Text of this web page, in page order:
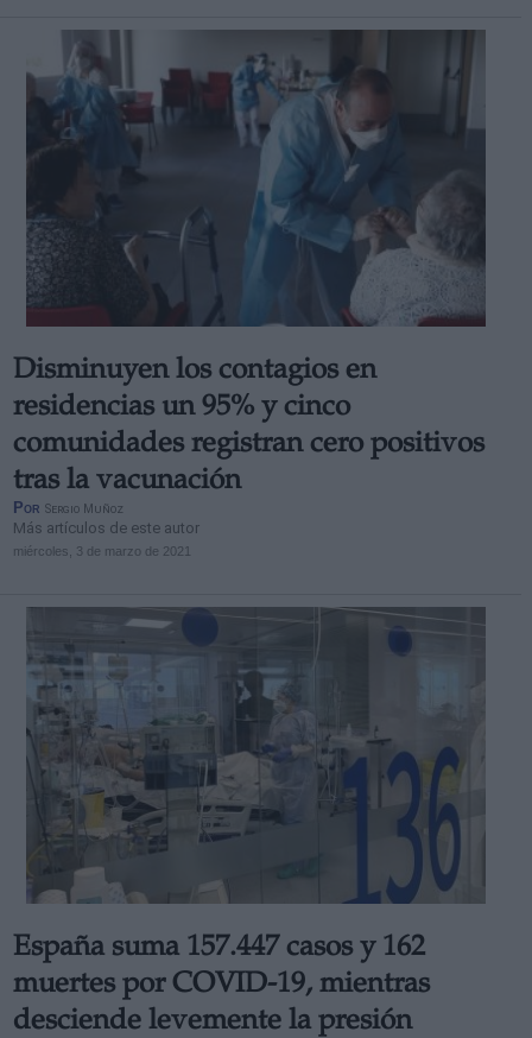
Disminuyen los contagios en
residencias un 95% y cinco
comunidades registran cero positivos
tras la vacunación
Por Sergio Muñoz
Más artículos de este autor
miércoles, 3 de marzo de 2021
España suma 157.447 casos y 162
muertes por COVID-19, mientras
desciende levemente la presión